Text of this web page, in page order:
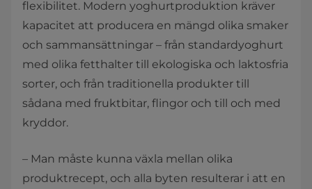
flexibilitet. Modern yoghurtproduktion kräver
kapacitet att producera en mängd olika smaker
och sammansättningar – från standardyoghurt
med olika fetthalter till ekologiska och laktosfria
sorter, och från traditionella produkter till
sådana med fruktbitar, flingor och till och med
kryddor.
– Man måste kunna växla mellan olika
produktrecept, och alla byten resulterar i att en